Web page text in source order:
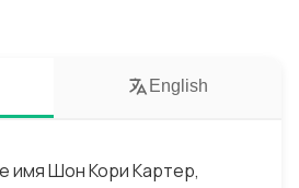
English
имя Шон Кори Картер,